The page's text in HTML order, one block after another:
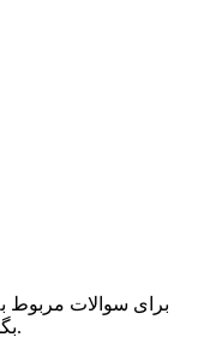
برای سوالات مربوط
بگذارید و ظرف 24 ساعت با ما تماس بگیرید.